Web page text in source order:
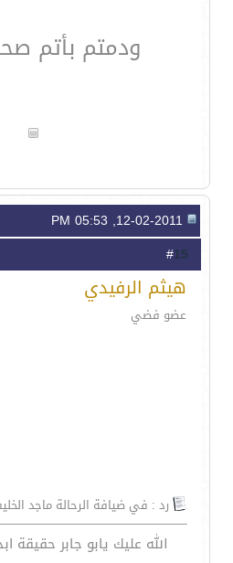
ودمتم بأتم
15
هيثم الرفيدي
عضو فضي
رد : في ضيافة الرحالة ماجد
الله عليك يابو جابر حقيقة